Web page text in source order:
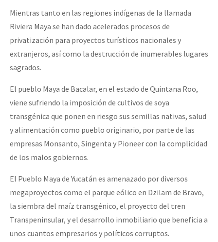
Mientras tanto en las regiones indígenas de la llamada
Riviera Maya se han dado acelerados procesos de
privatización para proyectos turísticos nacionales y
extranjeros, así como la destrucción de inumerables lugares
sagrados.
El pueblo Maya de Bacalar, en el estado de Quintana Roo,
viene sufriendo la imposición de cultivos de soya
transgénica que ponen en riesgo sus semillas nativas, salud
y alimentación como pueblo originario, por parte de las
empresas Monsanto, Singenta y Pioneer con la complicidad
de los malos gobiernos.
El Pueblo Maya de Yucatán es amenazado por diversos
megaproyectos como el parque eólico en Dzilam de Bravo,
la siembra del maíz transgénico, el proyecto del tren
Transpeninsular, y el desarrollo inmobiliario que beneficia a
unos cuantos empresarios y políticos corruptos.